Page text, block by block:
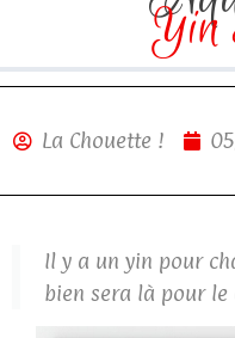
Yin
La Chouette !
Il y a un yin pour
bien sera là pour le